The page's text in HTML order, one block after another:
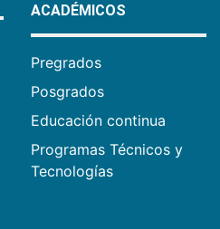
ACADÉMICOS
Pregrados
Posgrados
Educación continua
Programas Técnicos y
Tecnologías